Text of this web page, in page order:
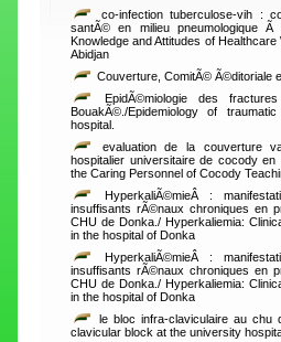
co-infection tuberculose-vih :
santÃ© en milieu pneumologique
Knowledge and Attitudes of
Abidjan
Couverture, ComitÃ© Ã©ditoriale
EpidÃ©miologie des
BouakÃ©./Epidemiology of
hospital.
evaluation de la couverture
hospitalier universitaire de cocody
the Caring Personnel of Cocody
HyperkaliÃ©mieÂ :
insuffisants rÃ©naux chroniques en
CHU de Donka./ Hyperkaliemia:
in the hospital of Donka
HyperkaliÃ©mieÂ :
insuffisants rÃ©naux chroniques en
CHU de Donka./ Hyperkaliemia:
in the hospital of Donka
le bloc infra-claviculaire au chu
clavicular block at the university